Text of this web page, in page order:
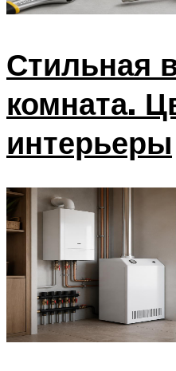
Стильная
комната.
интерьеры